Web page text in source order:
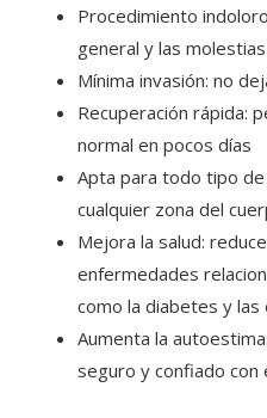
Procedimiento
general y las
Mínima invasión: no
Recuperación rápida:
normal en pocos días
Apta para todo tipo
cualquier zona del
Mejora la salud:
enfermedades
como la diabetes y
Aumenta la
seguro y confiado con